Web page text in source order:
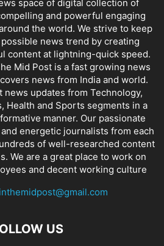
space of digital collection of
and powerful engaging
the world. We strive to keep
news trend by creating
content at lightning-quick speed.
Mid Post is a fast growing news
news from India and world.
news updates from Technology,
Health and Sports segments in a
manner. Our passionate
energetic journalists from each
of well-researched content
We are a great place to work on
and decent working culture
inthemidpost@gmail.com
US